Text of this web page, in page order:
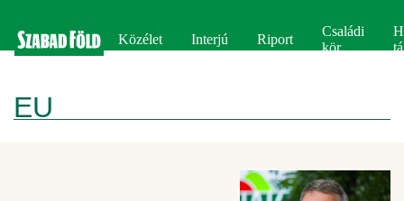
Közélet Interjú Riport
Családi
kör
EU